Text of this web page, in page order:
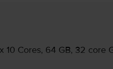
10 Cores, 64 GB, 32 core